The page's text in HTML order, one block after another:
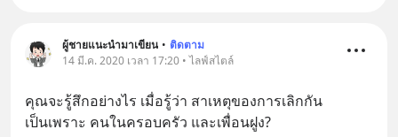
ผู้ชายแนะนำมาเขียน • ติดตาม
14 มี.ค. 2020 เวลา 17:20 • ไลฟ์สไตล์
คุณจะรู้สึกอย่างไร เมื่อรู้ว่า สาเหตุของการเลิกกัน
เป็นเพราะ คนในครอบครัว และเพื่อนฝูง?